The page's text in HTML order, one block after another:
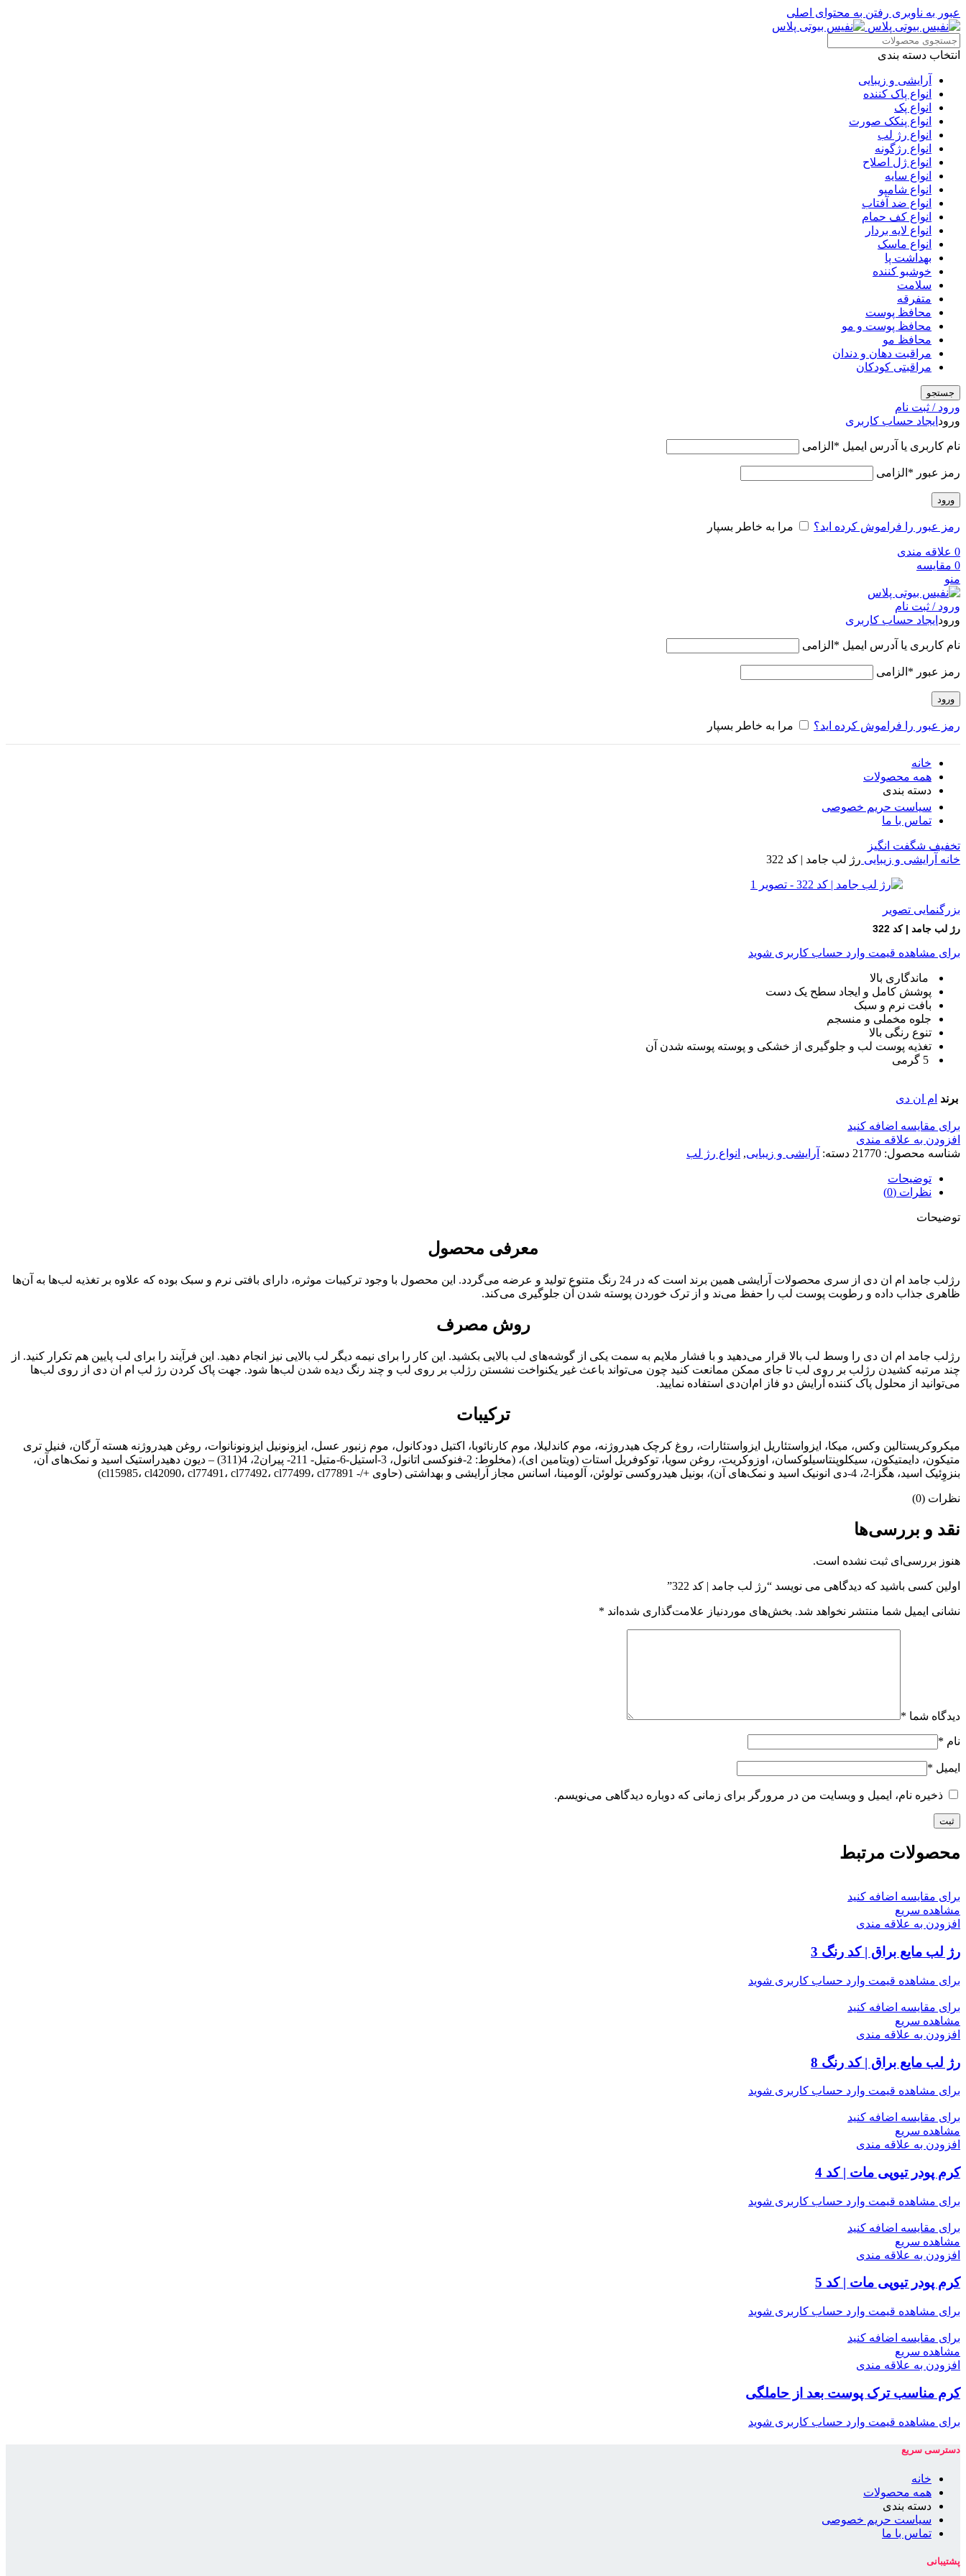
عبور به ناوبری رفتن به محتوای اصلی
انتخاب دسته بندی
آرایشی و زیبایی
انواع پاک کننده
انواع پک
انواع پنکک صورت
انواع رژ لب
انواع رژگونه
انواع ژل اصلاح
انواع سایه
انواع شامپو
انواع ضد آفتاب
انواع کف حمام
انواع لایه بردار
انواع ماسک
بهداشت پا
خوشبو کننده
سلامت
متفرقه
محافظ پوست
محافظ پوست و مو
محافظ مو
مراقبت دهان و دندان
مراقبتی کودکان
جستجو
ورود / ثبت نام
ورود ایجاد حساب کاربری
نام کاربری یا آدرس ایمیل * الزامی
رمز عبور * الزامی
ورود
رمز عبور را فراموش کرده اید؟ مرا به خاطر بسپار
0 علاقه مندی
0 مقایسه
منو
ورود / ثبت نام
ورود ایجاد حساب کاربری
نام کاربری یا آدرس ایمیل * الزامی
رمز عبور * الزامی
ورود
رمز عبور را فراموش کرده اید؟ مرا به خاطر بسپار
خانه
همه محصولات
دسته بندی
سیاست حریم خصوصی
تماس با ما
تخفیف شگفت انگیز
خانه آرایشی و زیبایی رژ لب جامد | کد 322
بزرگنمایی تصویر
رژ لب جامد | کد 322
برای مشاهده قیمت وارد حساب کاربری شوید
ماندگاری بالا
پوشش کامل و ایجاد سطح یک دست
بافت نرم و سبک
جلوه مخملی و منسجم
تنوع رنگی بالا
تغذیه پوست لب و جلوگیری از خشکی و پوسته پوسته شدن آن
برند ام ان دی
برای مقایسه اضافه کنید
افزودن به علاقه مندی
شناسه محصول: 21770 دسته: آرایشی و زیبایی, انواع رژ لب
توضیحات
نظرات (0)
توضیحات
معرفی محصول
رژلب جامد ام ان دی از سری محصولات آرایشی همین برند است که در 24 رنگ متنوع تولید و عرضه می‌گردد. این محصول با وجود ترکیبات موثره، دارای بافتی نرم و سبک بوده که علاوه بر تغذیه لب‌ها به آن‌ها
ظاهری جذاب داده و رطوبت پوست لب را حفظ می‌ند و از ترک خوردن پوسته شدن آن جلوگیری می‌کند.
روش مصرف
رژلب جامد ام ان دی را وسط لب بالا قرار می‌دهید و با فشار ملایم به سمت یکی از گوشه‌های لب بالایی بکشید. این کار را برای نیمه دیگر لب بالایی نیز انجام دهید. این فرآیند را برای لب پایین هم تکرار کنید. از
چند مرتبه کشیدن رژلب بر روی لب تا جای ممکن ممانعت کنید چون می‌تواند باعث غیر یکنواخت نشستن رژلب بر روی لب و چند رنگ دیده شدن لب‌ها شود. جهت پاک کردن رژ لب ام ان دی از روی لب‌ها
می‌توانید از محلول پاک کننده آرایش دو فاز ام‌ان‌دی استفاده نمایید.
ترکیبات
میکروکریستالین وکس، میکا، ایزواستئاریل ایزواستئارات، روغ کرچک هیدروژنه، موم کاندلیلا، موم کارنائوبا، اکتیل دودکانول، موم زنبور عسل، ایزونونیل ایزونونانوات، روغن هیدروژنه هسته آرگان، فنیل تری
متیکون، دایمتیکون، سیکلوپنتاسیلوکسان، اوزوکریت، روغن سویا، توکوفریل استات (ویتامین ای)، (مخلوط: 2-فنوکسی اتانول، 3-استیل-6-متیل- 211- پیران2، 4(311) – دیون دهیدراستیک اسید و نمک‌های آن،
بنزوِئیک اسید، هگزا-2، 4-دی انونیک اسید و نمک‌های آن)، بونیل هیدروکسی تولوئن، آلومینا، اسانس مجاز آرایشی و بهداشتی (حاوی +/- cl15985، cl42090، cl77491، cl77492، cl77499، cl77891)
نظرات (0)
نقد و بررسی‌ها
هنوز بررسی‌ای ثبت نشده است.
اولین کسی باشید که دیدگاهی می نویسد “رژ لب جامد | کد 322”
نشانی ایمیل شما منتشر نخواهد شد. بخش‌های موردنیاز علامت‌گذاری شده‌اند *
دیدگاه شما *
نام *
ایمیل *
ذخیره نام، ایمیل و وبسایت من در مرورگر برای زمانی که دوباره دیدگاهی می‌نویسم.
محصولات مرتبط
برای مقایسه اضافه کنید
مشاهده سریع
افزودن به علاقه مندی
رژ لب مایع براق | کد رنگ 3
برای مشاهده قیمت وارد حساب کاربری شوید
برای مقایسه اضافه کنید
مشاهده سریع
افزودن به علاقه مندی
رژ لب مایع براق | کد رنگ 8
برای مشاهده قیمت وارد حساب کاربری شوید
برای مقایسه اضافه کنید
مشاهده سریع
افزودن به علاقه مندی
کرم پودر تیوپی مات | کد 4
برای مشاهده قیمت وارد حساب کاربری شوید
برای مقایسه اضافه کنید
مشاهده سریع
افزودن به علاقه مندی
کرم پودر تیوپی مات | کد 5
برای مشاهده قیمت وارد حساب کاربری شوید
برای مقایسه اضافه کنید
مشاهده سریع
افزودن به علاقه مندی
کرم مناسب ترک پوست بعد از حاملگی
برای مشاهده قیمت وارد حساب کاربری شوید
دسترسی سریع
خانه
همه محصولات
دسته بندی
سیاست حریم خصوصی
تماس با ما
پشتیبانی